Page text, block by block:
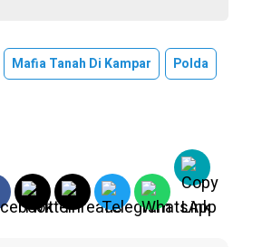
Mafia Tanah Di Kampar
Polda